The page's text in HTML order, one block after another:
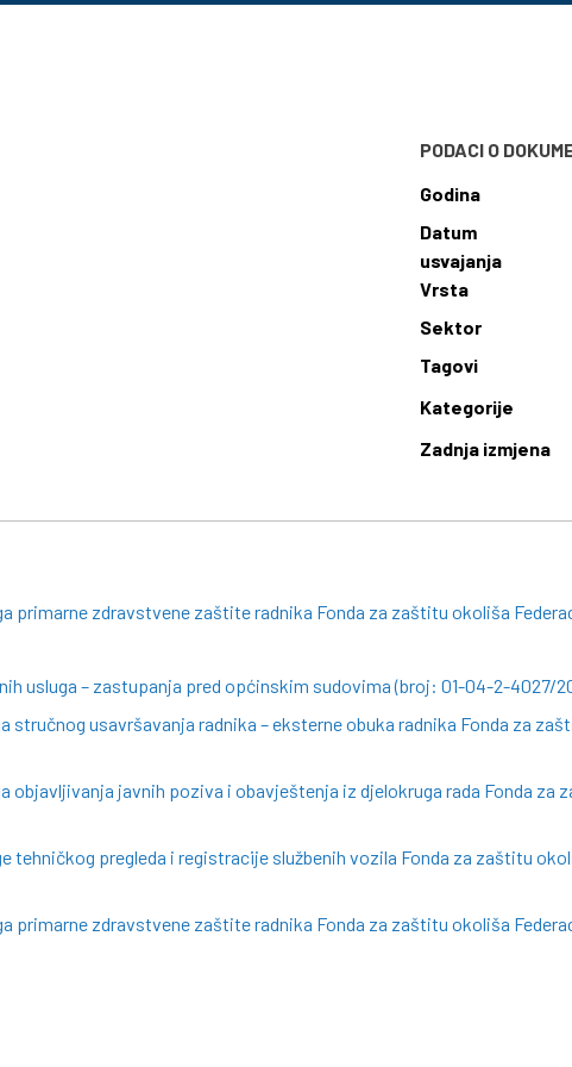
PODACI O
Godina
Datum
usvajanja
Vrsta
Sektor
Tagovi
Kategorije
Zadnja izmjena
primarne zdravstvene zaštite radnika Fonda za zaštitu okoliša
usluga – zastupanja pred općinskim sudovima (broj: 01-04-2-4027/
stručnog usavršavanja radnika – eksterne obuka radnika Fonda za
objavljivanja javnih poziva i obavještenja iz djelokruga rada Fonda za
tehničkog pregleda i registracije službenih vozila Fonda za zaštitu
primarne zdravstvene zaštite radnika Fonda za zaštitu okoliša